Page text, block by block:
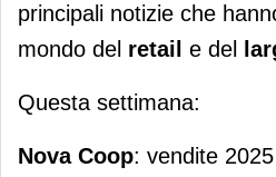
principali notizie che
mondo del retail e del
Questa settimana:
Nova Coop: vendite